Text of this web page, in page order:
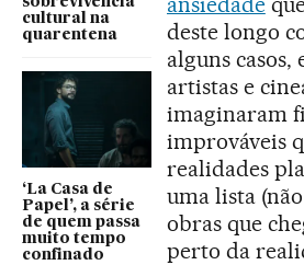
cultural na
quarentena
‘La Casa de
Papel’, a série
de quem passa
muito tempo
confinado
deste longo
alguns casos,
artistas e
imaginaram
improváveis
realidades
uma lista
obras que
perto da